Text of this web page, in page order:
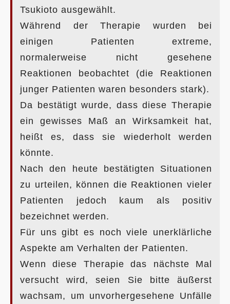
Tsukioto ausgewählt.
Während der Therapie wurden bei
einigen Patienten extreme,
normalerweise nicht gesehene
Reaktionen beobachtet (die Reaktionen
junger Patienten waren besonders stark).
Da bestätigt wurde, dass diese Therapie
ein gewisses Maß an Wirksamkeit hat,
heißt es, dass sie wiederholt werden
könnte.
Nach den heute bestätigten Situationen
zu urteilen, können die Reaktionen vieler
Patienten jedoch kaum als positiv
bezeichnet werden.
Für uns gibt es noch viele unerklärliche
Aspekte am Verhalten der Patienten.
Wenn diese Therapie das nächste Mal
versucht wird, seien Sie bitte äußerst
wachsam, um unvorhergesehene Unfälle